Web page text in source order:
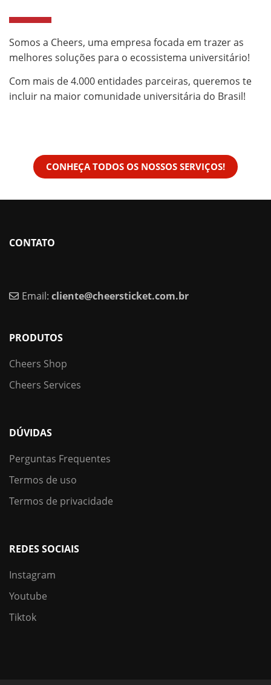
Somos a Cheers, uma empresa focada em trazer as
melhores soluções para o ecossistema universitário!
Com mais de 4.000 entidades parceiras, queremos te
incluir na maior comunidade universitária do Brasil!
CONHEÇA TODOS OS NOSSOS SERVIÇOS!
CONTATO
Email: cliente@cheersticket.com.br
PRODUTOS
Cheers Shop
Cheers Services
DÚVIDAS
Perguntas Frequentes
Termos de uso
Termos de privacidade
REDES SOCIAIS
Instagram
Youtube
Tiktok